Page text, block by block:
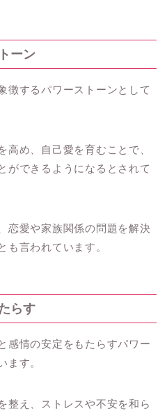
ーン
徴するパワーストーンとして
高め、自己愛を育むことで、
ができるようになるとされて
恋愛や家族関係の問題を解決
も言われています。
らす
感情の安定をもたらすパワー
ます。
整え、ストレスや不安を和ら